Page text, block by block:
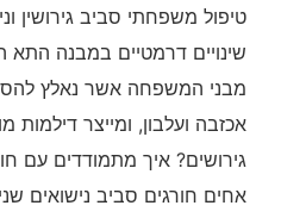
טיפול משפחתי סביב גירושין
שינויים דרמטיים במבנה התא
מבני המשפחה אשר נאלץ
אכזבה ועלבון, ומייצר
גירושים? איך מתמודדים עם
אחים חורגים סביב נישואים